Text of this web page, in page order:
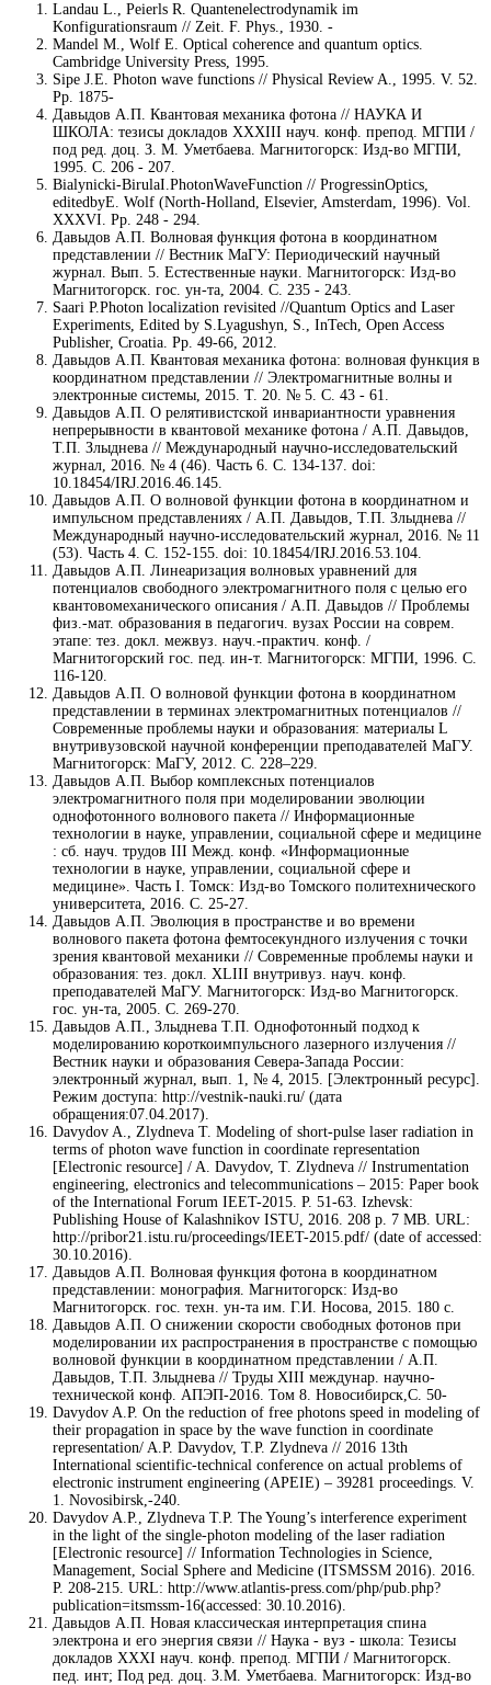
Landau L., Peierls R. Quantenelectrodynamik im
Konfigurationsraum // Zeit. F. Phys., 1930. -
Mandel M., Wolf E. Optical coherence and quantum optics.
Cambridge University Press, 1995.
Sipe J.E. Photon wave functions // Physical Review A., 1995. V. 52.
Pp. 1875-
Давыдов А.П. Квантовая механика фотона // НАУКА И
ШКОЛА: тезисы докладов XXXIII науч. конф. препод. МГПИ /
под ред. доц. З. М. Уметбаева. Магнитогорск: Изд-во МГПИ,
1995. С. 206 - 207.
Bialynicki-BirulaI.PhotonWaveFunction // ProgressinOptics,
editedbyE. Wolf (North-Holland, Elsevier, Amsterdam, 1996). Vol.
XXXVI. Pp. 248 - 294.
Давыдов А.П. Волновая функция фотона в координатном
представлении // Вестник МаГУ: Периодический научный
журнал. Вып. 5. Естественные науки. Магнитогорск: Изд-во
Магнитогорск. гос. ун-та, 2004. С. 235 - 243.
Saari P.Photon localization revisited //Quantum Optics and Laser
Experiments, Edited by S.Lyagushyn, S., InTech, Open Access
Publisher, Croatia. Pp. 49-66, 2012.
Давыдов А.П. Квантовая механика фотона: волновая функция в
координатном представлении // Электромагнитные волны и
электронные системы, 2015. Т. 20. № 5. С. 43 - 61.
Давыдов А.П. О релятивистской инвариантности уравнения
непрерывности в квантовой механике фотона / А.П. Давыдов,
Т.П. Злыднева // Международный научно-исследовательский
журнал, 2016. № 4 (46). Часть 6. С. 134-137. doi:
10.18454/IRJ.2016.46.145.
Давыдов А.П. О волновой функции фотона в координатном и
импульсном представлениях / А.П. Давыдов, Т.П. Злыднева //
Международный научно-исследовательский журнал, 2016. № 11
(53). Часть 4. С. 152-155. doi: 10.18454/IRJ.2016.53.104.
Давыдов А.П. Линеаризация волновых уравнений для
потенциалов свободного электромагнитного поля с целью его
квантовомеханического описания / А.П. Давыдов // Проблемы
физ.-мат. образования в педагогич. вузах России на соврем.
этапе: тез. докл. межвуз. науч.-практич. конф. /
Магнитогорский гос. пед. ин-т. Магнитогорск: МГПИ, 1996. С.
116-120.
Давыдов А.П. О волновой функции фотона в координатном
представлении в терминах электромагнитных потенциалов //
Современные проблемы науки и образования: материалы L
внутривузовcкой научной конференции преподавателей МаГУ.
Магнитогорск: МаГУ, 2012. С. 228–229.
Давыдов А.П. Выбор комплексных потенциалов
электромагнитного поля при моделировании эволюции
однофотонного волнового пакета // Информационные
технологии в науке, управлении, социальной сфере и медицине
: сб. науч. трудов III Межд. конф. «Информационные
технологии в науке, управлении, социальной сфере и
медицине». Часть I. Томск: Изд-во Томского политехнического
университета, 2016. С. 25-27.
Давыдов А.П. Эволюция в пространстве и во времени
волнового пакета фотона фемтосекундного излучения с точки
зрения квантовой механики // Современные проблемы науки и
образования: тез. докл. XLIII внутривуз. науч. конф.
преподавателей МаГУ. Магнитогорск: Изд-во Магнитогорск.
гос. ун-та, 2005. С. 269-270.
Давыдов А.П., Злыднева Т.П. Однофотонный подход к
моделированию короткоимпульсного лазерного излучения //
Вестник науки и образования Севера-Запада России:
электронный журнал, вып. 1, № 4, 2015. [Электронный ресурс].
Режим доступа: http://vestnik-nauki.ru/ (дата
обращения:07.04.2017).
Davydov A., Zlydneva T. Modeling of short-pulse laser radiation in
terms of photon wave function in coordinate representation
[Electronic resource] / A. Davydov, T. Zlydneva // Instrumentation
engineering, electronics and telecommunications – 2015: Paper book
of the International Forum IEET-2015. P. 51-63. Izhevsk:
Publishing House of Kalashnikov ISTU, 2016. 208 p. 7 MB. URL:
http://pribor21.istu.ru/proceedings/IEET-2015.pdf/ (date of accessed:
30.10.2016).
Давыдов А.П. Волновая функция фотона в координатном
представлении: монография. Магнитогорск: Изд-во
Магнитогорск. гос. техн. ун-та им. Г.И. Носова, 2015. 180 с.
Давыдов А.П. О снижении скорости свободных фотонов при
моделировании их распространения в пространстве с помощью
волновой функции в координатном представлении / А.П.
Давыдов, Т.П. Злыднева // Труды XIII междунар. научно-
технической конф. АПЭП-2016. Том 8. Новосибирск,С. 50-
Davydov A.P. On the reduction of free photons speed in modeling of
their propagation in space by the wave function in coordinate
representation/ A.P. Davydov, T.P. Zlydneva // 2016 13th
International scientific-technical conference on actual problems of
electronic instrument engineering (APEIE) – 39281 proceedings. V.
1. Novosibirsk,-240.
Davydov A.P., Zlydneva T.P. The Young’s interference experiment
in the light of the single-photon modeling of the laser radiation
[Electronic resource] // Information Technologies in Science,
Management, Social Sphere and Medicine (ITSMSSM 2016). 2016.
P. 208-215. URL: http://www.atlantis-press.com/php/pub.php?
publication=itsmssm-16(accessed: 30.10.2016).
Давыдов А.П. Новая классическая интерпретация спина
электрона и его энергия связи // Наука - вуз - школа: Тезисы
докладов XXXI науч. конф. препод. МГПИ / Магнитогорск.
пед. инт; Под ред. доц. З.М. Уметбаева. Магнитогорск: Изд-во